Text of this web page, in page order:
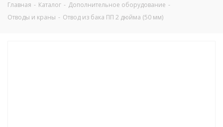
Главная - Каталог - Дополнительное оборудование -
Отводы и краны - Отвод из бака ПП 2 дюйма (50 мм)